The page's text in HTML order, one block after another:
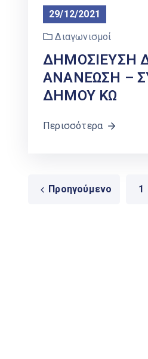
29/12/2021
Διαγωνισμοί
ΔΗΜΟΣΙΕΥΣΗ
ΑΝΑΝΕΩΣΗ –
ΔΗΜΟΥ ΚΩ
Περισσότερα
Προηγούμενο 1